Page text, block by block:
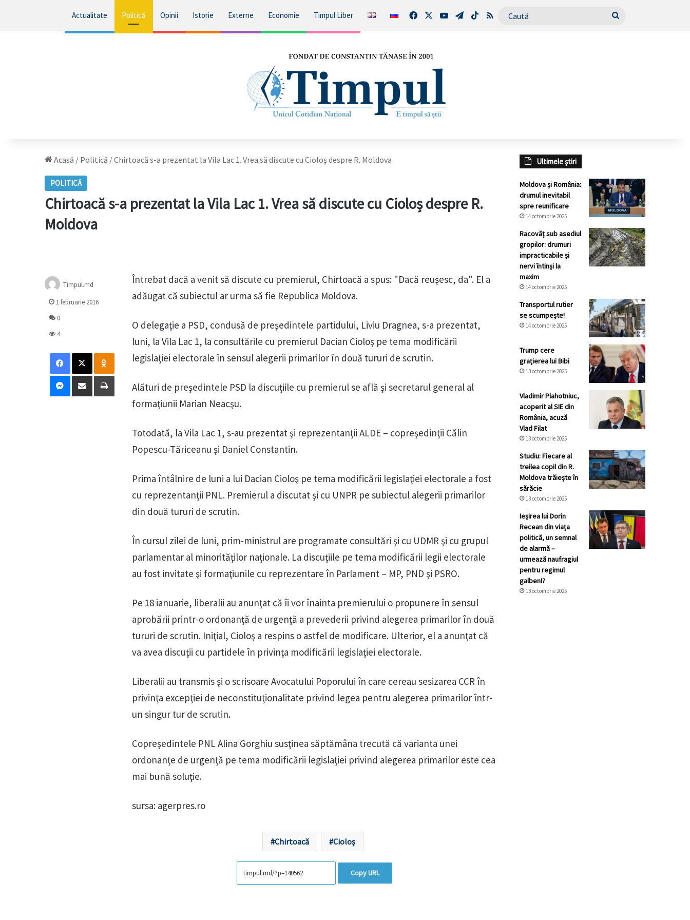
Actualitate Politică Opinii Istorie Externe Economie Timpul Liber FacebookYouTubeTelegram
TikTokRSS Caută
Acasă / Politică /Chirtoacă s-a prezentat la Vila Lac 1. Vrea să discute cu Cioloș despre R. Moldova
POLITICĂ
Chirtoacă s-a prezentat la Vila Lac 1. Vrea să discute cu Cioloș despre R.
Moldova
Întrebat dacă a venit să discute cu premierul, Chirtoacă a spus: "Dacă reușesc, da". El a
adăugat că subiectul ar urma să fie Republica Moldova.
O delegaţie a PSD, condusă de preşedintele partidului, Liviu Dragnea, s-a prezentat,
luni, la Vila Lac 1, la consultările cu premierul Dacian Cioloş pe tema modificării
legislaţiei electorale în sensul alegerii primarilor în două tururi de scrutin.
Alături de preşedintele PSD la discuţiile cu premierul se află şi secretarul general al
formaţiunii Marian Neacşu.
Totodată, la Vila Lac 1, s-au prezentat şi reprezentanţii ALDE – copreşedinţii Călin
Popescu-Tăriceanu şi Daniel Constantin.
Prima întâlnire de luni a lui Dacian Cioloş pe tema modificării legislaţiei electorale a fost
cu reprezentanţii PNL. Premierul a discutat şi cu UNPR pe subiectul alegerii primarilor
din două tururi de scrutin.
În cursul zilei de luni, prim-ministrul are programate consultări şi cu UDMR şi cu grupul
parlamentar al minorităţilor naţionale. La discuţiile pe tema modificării legii electorale
au fost invitate şi formaţiunile cu reprezentare în Parlament – MP, PND şi PSRO.
Pe 18 ianuarie, liberalii au anunţat că îi vor înainta premierului o propunere în sensul
aprobării printr-o ordonanţă de urgenţă a prevederii privind alegerea primarilor în două
tururi de scrutin. Iniţial, Cioloş a respins o astfel de modificare. Ulterior, el a anunţat că
va avea discuţii cu partidele în privinţa modificării legislaţiei electorale.
Liberalii au transmis şi o scrisoare Avocatului Poporului în care cereau sesizarea CCR în
privinţa excepţiei de neconstituţionalitate privind legea pentru alegerea primarilor într-
un singur tur de scrutin.
Copreşedintele PNL Alina Gorghiu susţinea săptămâna trecută că varianta unei
ordonanţe de urgenţă pe tema modificării legislaţiei privind alegerea primarilor este cea
mai bună soluţie.
sursa: agerpres.ro
Chirtoacă Cioloș
Copy URL
Timpul.md
1 februarie 2016
0
4
Facebook
X Odnoklassniki
Messenger
Distribuie prin mail Tipărește
Ultimele știri
Moldova și România:
drumul inevitabil
spre reunificare
14 octombrie 2025
Racovăț sub asediul
gropilor: drumuri
impracticabile și
nervi întinși la
maxim
14 octombrie 2025
Transportul rutier
se scumpește!
14 octombrie 2025
Trump cere
grațierea lui Bibi
13 octombrie 2025
Vladimir Plahotniuc,
acoperit al SIE din
România, acuză
Vlad Filat
13 octombrie 2025
Studiu: Fiecare al
treilea copil din R.
Moldova trăiește în
sărăcie
13 octombrie 2025
Ieșirea lui Dorin
Recean din viața
politică, un semnal
de alarmă –
urmează naufragiul
pentru regimul
galben!?
13 octombrie 2025